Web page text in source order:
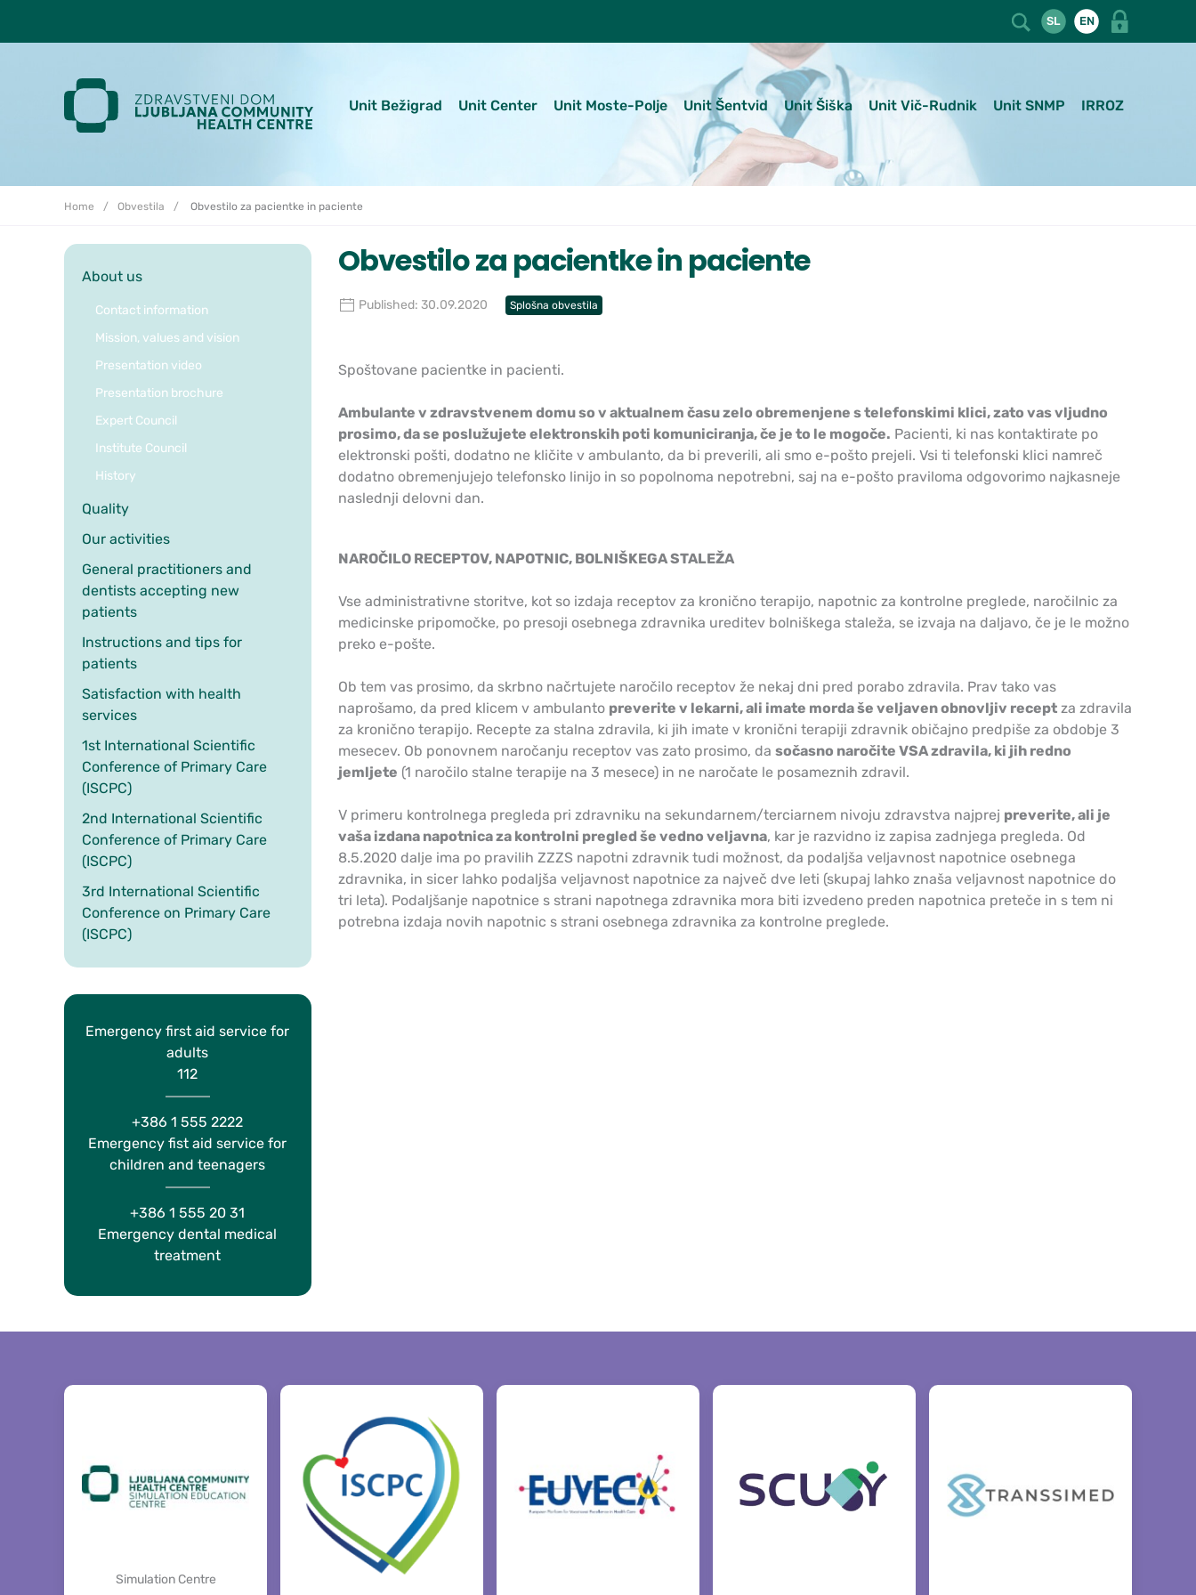
SL EN
Unit Bežigrad Unit Center Unit Moste-Polje Unit Šentvid Unit Šiška Unit Vič-Rudnik Unit SNMP IRROZ
Home Obvestila Obvestilo za pacientke in paciente
About us
Contact information
Mission, values and vision
Presentation video
Presentation brochure
Expert Council
Institute Council
History
Quality
Our activities
General practitioners and
dentists accepting new
patients
Instructions and tips for
patients
Satisfaction with health
services
1st International Scientific
Conference of Primary Care
(ISCPC)
2nd International Scientific
Conference of Primary Care
(ISCPC)
3rd International Scientific
Conference on Primary Care
(ISCPC)
Emergency first aid service for
adults
112
+386 1 555 2222
Emergency fist aid service for
children and teenagers
+386 1 555 20 31
Emergency dental medical
treatment
Obvestilo za pacientke in paciente
Published: 30.09.2020 Splošna obvestila
Spoštovane pacientke in pacienti.
Ambulante v zdravstvenem domu so v aktualnem času zelo obremenjene s telefonskimi klici, zato vas vljudno
prosimo, da se poslužujete elektronskih poti komuniciranja, če je to le mogoče. Pacienti, ki nas kontaktirate po
elektronski pošti, dodatno ne kličite v ambulanto, da bi preverili, ali smo e-pošto prejeli. Vsi ti telefonski klici namreč
dodatno obremenjujejo telefonsko linijo in so popolnoma nepotrebni, saj na e-pošto praviloma odgovorimo najkasneje
naslednji delovni dan.
NAROČILO RECEPTOV, NAPOTNIC, BOLNIŠKEGA STALEŽA
Vse administrativne storitve, kot so izdaja receptov za kronično terapijo, napotnic za kontrolne preglede, naročilnic za
medicinske pripomočke, po presoji osebnega zdravnika ureditev bolniškega staleža, se izvaja na daljavo, če je le možno
preko e-pošte.
Ob tem vas prosimo, da skrbno načrtujete naročilo receptov že nekaj dni pred porabo zdravila. Prav tako vas
naprošamo, da pred klicem v ambulanto preverite v lekarni, ali imate morda še veljaven obnovljiv receptza zdravila
za kronično terapijo. Recepte za stalna zdravila, ki jih imate v kronični terapiji zdravnik običajno predpiše za obdobje 3
mesecev. Ob ponovnem naročanju receptov vas zato prosimo, da sočasno naročite VSA zdravila, ki jih redno
jemljete (1 naročilo stalne terapije na 3 mesece) in ne naročate le posameznih zdravil.
V primeru kontrolnega pregleda pri zdravniku na sekundarnem/terciarnem nivoju zdravstva najprej preverite, ali je
vaša izdana napotnica za kontrolni pregled še vedno veljavna, kar je razvidno iz zapisa zadnjega pregleda. Od
8.5.2020 dalje ima po pravilih ZZZS napotni zdravnik tudi možnost, da podaljša veljavnost napotnice osebnega
zdravnika, in sicer lahko podaljša veljavnost napotnice za največ dve leti (skupaj lahko znaša veljavnost napotnice do
tri leta). Podaljšanje napotnice s strani napotnega zdravnika mora biti izvedeno preden napotnica preteče in s tem ni
potrebna izdaja novih napotnic s strani osebnega zdravnika za kontrolne preglede.
Simulation Centre